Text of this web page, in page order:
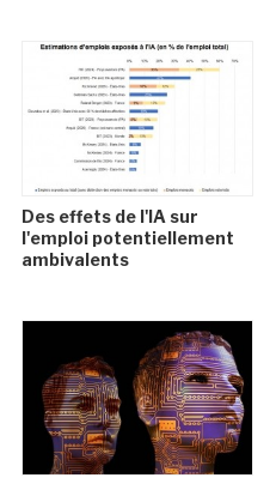
Des effets de l'IA sur
l'emploi potentiellement
ambivalents